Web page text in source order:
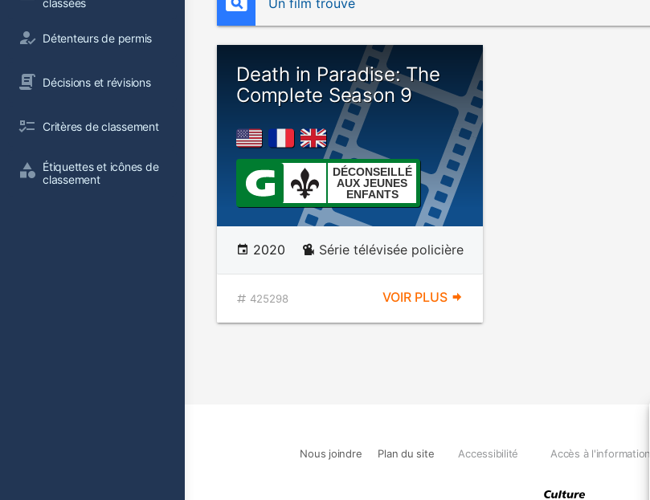
classées
Détenteurs de permis
Décisions et révisions
Critères de classement
Étiquettes et icônes de
classement
Un film trouvé
Death in Paradise: The
Complete Season 9
DÉCONSEILLÉ
AUX JEUNES
ENFANTS
2020 Série télévisée policière
425298 VOIR PLUS
Nous joindre Plan du site Accessibilité Accès à l'information